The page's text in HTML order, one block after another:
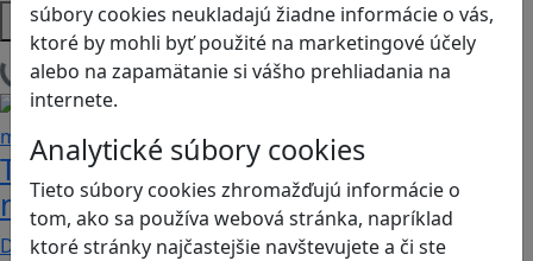
súbory cookies neukladajú žiadne informácie o vás,
ktoré by mohli byť použité na marketingové účely
alebo na zapamätanie si vášho prehliadania na
internete.
Analytické súbory cookies
Tieto súbory cookies zhromažďujú informácie o
tom, ako sa používa webová stránka, napríklad
ktoré stránky najčastejšie navštevujete a či ste
Platformy
Načítam blogy
Tick Tock: A Tale for Tw‪o je hra s
netradičnou mechanikou spolupráce
Dvaja hráči simultánne lúštia bizarné logické…